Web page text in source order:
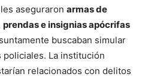
aseguraron armas de
prendas e insignias apócrifas
buscaban simular
La institución
relacionados con delitos